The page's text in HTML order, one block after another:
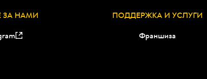
ЗА НАМИ
ПОДДЕРЖКА И УСЛУГИ
Франшиза